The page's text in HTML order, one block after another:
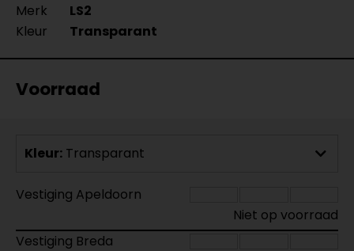
Merk
LS2
Kleur
Transparant
Voorraad
Kleur: Transparant
Vestiging Apeldoorn
Niet op voorraad
Vestiging Breda